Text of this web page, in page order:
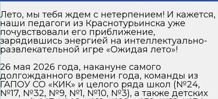
Лето, мы тебя ждем с нетерпением! И кажется,
наши педагоги из Краснотурьинска уже
почувствовали его приближение,
зарядившись энергией на интеллектуально-
развлекательной игре «Ожидая лето»!
26 мая 2026 года, накануне самого
долгожданного времени года, команды из
ГАПОУ СО «КИК» и целого ряда школ (№24,
№17, №32, №9, №1, №10, №3), а также детских